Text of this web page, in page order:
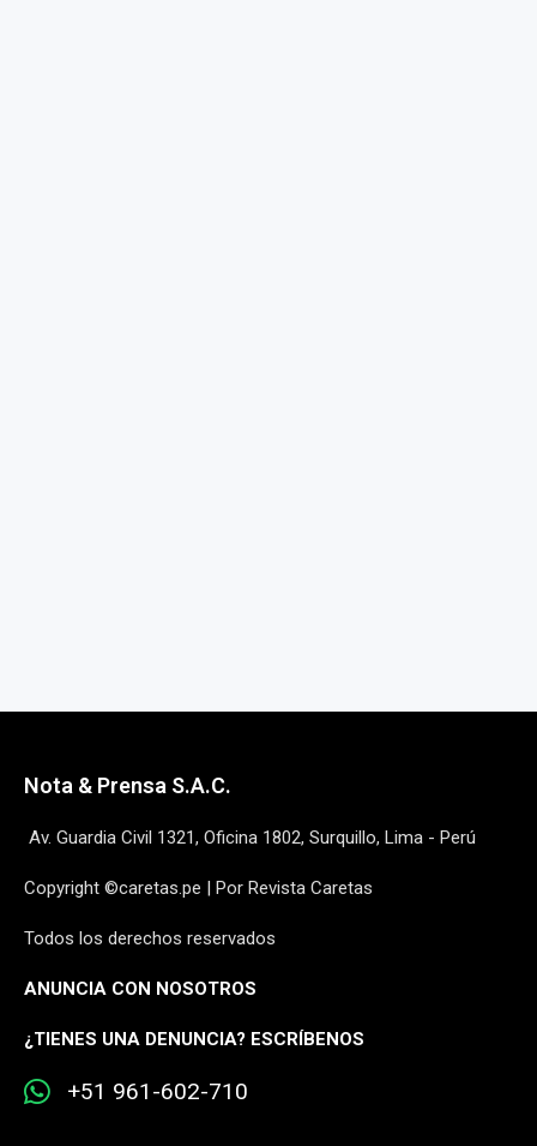
Nota & Prensa S.A.C.
Av. Guardia Civil 1321, Oficina 1802, Surquillo, Lima - Perú
Copyright ©caretas.pe | Por Revista Caretas
Todos los derechos reservados
ANUNCIA CON NOSOTROS
¿TIENES UNA DENUNCIA? ESCRÍBENOS
+51 961-602-710